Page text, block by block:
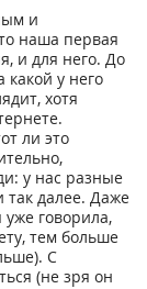
и
наша первая
и для него. До
у него
хотя
ли это
у нас разные
так далее. Даже
говорила,
тем больше
С
(не зря он